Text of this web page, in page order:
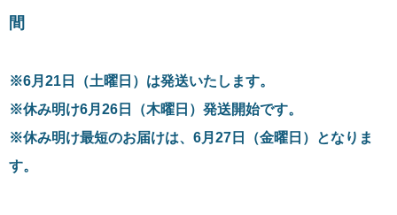
間
※6月21日（土曜日）は発送いたします。
※休み明け6月26日（木曜日）発送開始です。
※休み明け最短のお届けは、6月27日（金曜日）となりま
す。